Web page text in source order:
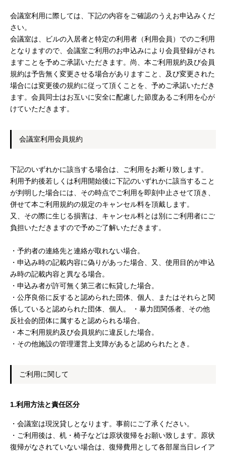
会議室利用に際しては、下記の内容をご確認のうえお申込みくだ
さい。
会議室は、ビルの入居者と特定の利用者（利用会員）でのご利用
となりますので、会議室ご利用のお申込みにより会員登録がされ
ますことを予めご承諾いただきます。尚、本ご利用規約及び会員
規約は予告無く変更させる場合がありますこと、及び変更された
場合には変更後の規約に従って頂くことを、予めご承諾いただき
ます。会員同士はお互いに安全に配慮した節度あるご利用を心が
けていただきます。
会議室利用会員規約
下記のいずれかに該当する場合は、ご利用をお断り致します。
利用予約後若しくは利用開始後に下記のいずれかに該当すること
が判明した場合には、その時点でご利用を即刻中止させて頂き、
併せて本ご利用規約の規定のキャンセル料を頂戴します。
又、その際に生じる損害は、キャンセル料とは別にご利用者にご
負担いただきますので予めご了解いただきます。
・予約者の連絡先と連絡が取れない場合。
・申込み時の記載内容に偽りがあった場合、又、使用目的が申込
み時の記載内容と異なる場合。
・申込み者が許可無く第三者に転貸した場合。
・公序良俗に反すると認められた団体、個人、またはそれらと関
係していると認められた団体、個人。 ・暴力団関係者、その他
反社会的団体に属すると認められる場合。
・本ご利用規約及び会員規約に違反した場合。
・その他施設の管理運営上支障があると認められたとき。
ご利用に関して
1.利用方法と責任区分
・会議室は現況貸しとなります。事前にご了承ください。
・ご利用後は、机・椅子などは原状復帰をお願い致します。原状
復帰がなされていない場合は、復帰費用として各部屋当日レイア